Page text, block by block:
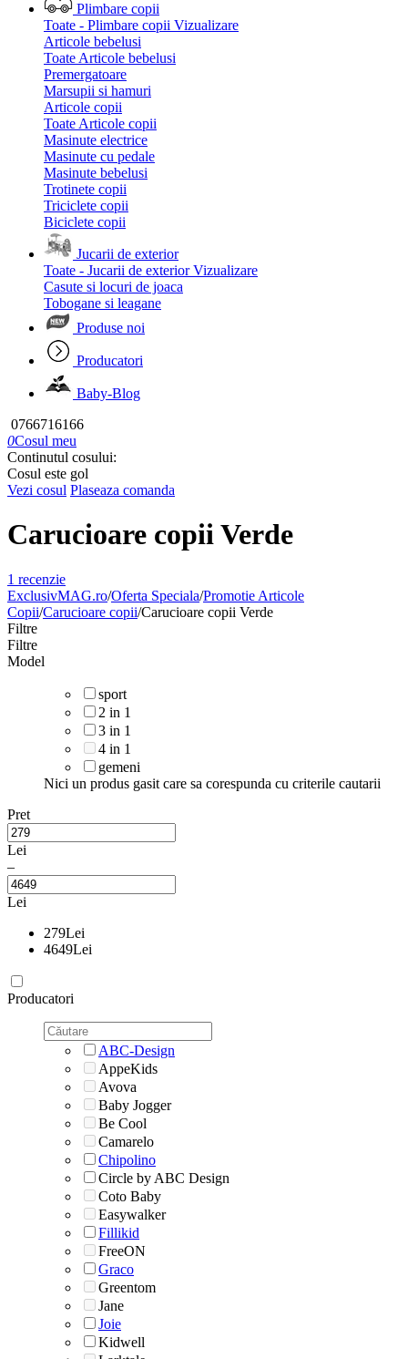
Plimbare copii
Toate - Plimbare copii Vizualizare
Articole bebelusi
Toate Articole bebelusi
Premergatoare
Marsupii si hamuri
Articole copii
Toate Articole copii
Masinute electrice
Masinute cu pedale
Masinute bebelusi
Trotinete copii
Triciclete copii
Biciclete copii
Jucarii de exterior
Toate - Jucarii de exterior Vizualizare
Casute si locuri de joaca
Tobogane si leagane
Produse noi
Producatori
Baby-Blog
0766716166
0Cosul meu
Continutul cosului:
Cosul este gol
Vezi cosul Plaseaza comanda
Carucioare copii Verde
1 recenzie
ExclusivMAG.ro/Oferta Speciala/Promotie Articole
Copii/Carucioare copii/Carucioare copii Verde
Filtre
Filtre
Model
sport
2 in 1
3 in 1
4 in 1
gemeni
Nici un produs gasit care sa corespunda cu criterile cautarii
Pret
Lei
–
Lei
279Lei
4649Lei
Producatori
ABC-Design
AppeKids
Avova
Baby Jogger
Be Cool
Camarelo
Chipolino
Circle by ABC Design
Coto Baby
Easywalker
Fillikid
FreeON
Graco
Greentom
Jane
Joie
Kidwell